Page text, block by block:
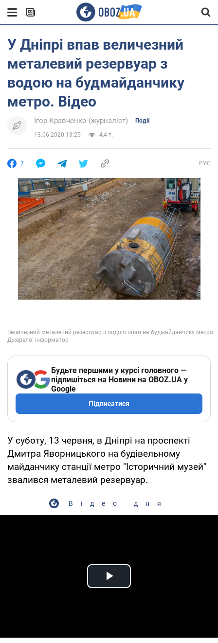
У Дніпрі впав величезний
металевий резервуар з
водою на будмайданчику
метро. Відео
Ігор Кравченко (журналіст) Події
13.06.2020 13:25 4,4 т.
7 РУС
Будьте першими у курсі головного —
підпишіться на Новини на OBOZ.UA у
Google
Підписатися
У суботу, 13 червня, в Дніпрі на проспекті
Дмитра Яворницького на будівельному
майданчику станції метро "Історичний музей"
звалився металевий резервуар.
Відео дня
Play Video